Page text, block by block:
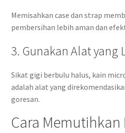
Memisahkan case dan strap
pembersihan lebih aman dan
3. Gunakan Alat yang
Sikat gigi berbulu halus, kain
adalah alat yang
goresan.
Cara Memutihkan